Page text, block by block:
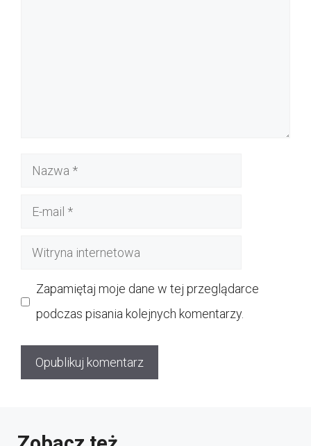
Nazwa
Witryna
Zapamiętaj moje dane w tej przeglądarce
podczas pisania kolejnych komentarzy.